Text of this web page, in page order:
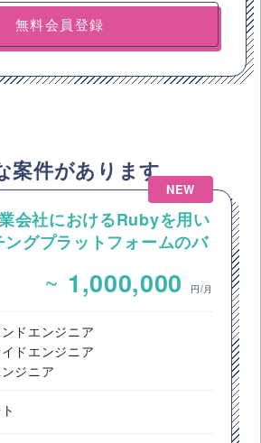
無料会員登録
案件があります
NEW
会社におけるRubyを用い
グプラットフォームのバ
~ 1,000,000 円/月
ドエンジニア
ドエンジニア
ジニア